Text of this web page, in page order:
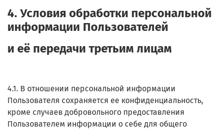
4. Условия обработки персональной
информации Пользователей
и её передачи третьим лицам
4.1. В отношении персональной информации
Пользователя сохраняется ее конфиденциальность,
кроме случаев добровольного предоставления
Пользователем информации о себе для общего